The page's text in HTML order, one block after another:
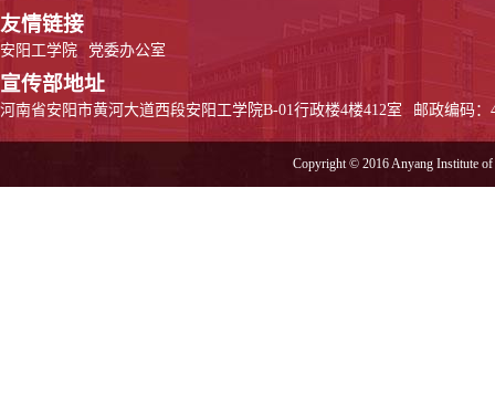
友情链接
安阳工学院 党委办公室
宣传部地址
河南省安阳市黄河大道西段安阳工学院B-01行政楼4楼412室 邮政编码：
Copyright © 2016 Anyang Institute of